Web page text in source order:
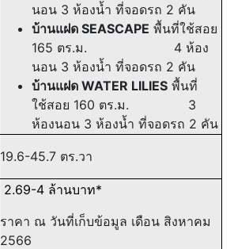
นอน 3 ห้องน้ำ ที่จอดรถ 2 คัน
บ้านแฝด SEASCAPE พื้นที่ใช้สอย
165 ตร.ม.
4 ห้อง
นอน 3 ห้องน้ำ ที่จอดรถ 2 คัน
บ้านแฝด WATER LILIES พื้นที่
ใช้สอย 160 ตร.ม. 3
ห้องนอน 3 ห้องน้ำ ที่จอดรถ 2 คัน
19.6-45.7 ตร.วา
2.69-4 ล้านบาท*
ราคา ณ วันที่เก็บข้อมูล เดือน สิงหาคม
2566